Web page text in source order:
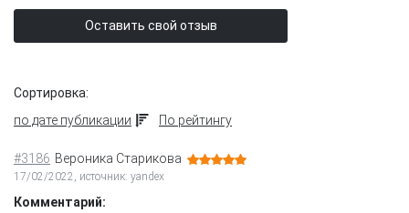
Оставить свой отзыв
Сортировка:
по дате публикации
По рейтингу
#3186 Вероника Старикова
17/02/2022, источник: yandex
Комментарий: